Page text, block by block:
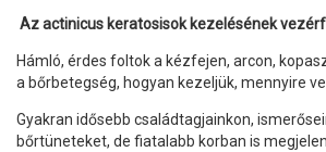
Az actinicus keratosisok kezelésének
Hámló, érdes foltok a kézfejen, arcon,
a bőrbetegség, hogyan kezeljük, mennyire
Gyakran idősebb családtagjainkon,
bőrtüneteket, de fiatalabb korban is